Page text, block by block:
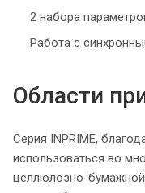
2 набора
Работа с
Области
Серия INPRIME,
использоваться во
целлюлозно-